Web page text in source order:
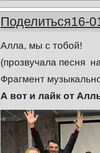
Поделиться16-
Алла, мы с тобой!
(прозвучала песня
Фрагмент
А вот и лайк от